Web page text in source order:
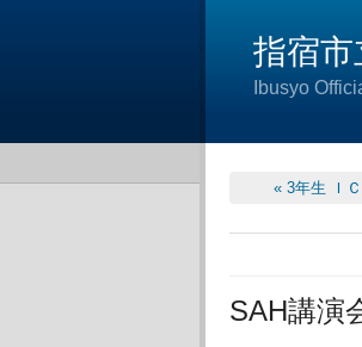
指宿
Ibusyo
« 3年生 Ｉ
SAH講演